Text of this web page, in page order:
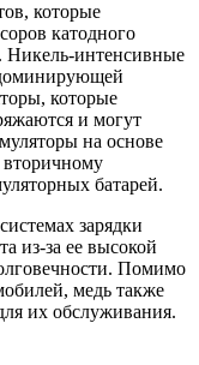
которые
катодного
Никель-интенсивные
которые
и могут
на основе
батарей.
зарядки
из-за ее высокой
Помимо
медь также
их обслуживания.